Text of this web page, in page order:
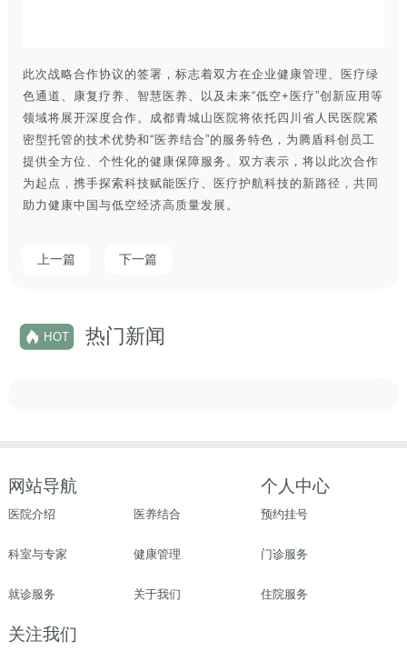
此次战略合作协议的签署，标志着双方在企业健康管理、医疗绿
色通道、康复疗养、智慧医养、以及未来“低空+医疗”创新应用等
领域将展开深度合作。成都青城山医院将依托四川省人民医院紧
密型托管的技术优势和“医养结合”的服务特色，为腾盾科创员工
提供全方位、个性化的健康保障服务。双方表示，将以此次合作
为起点，携手探索科技赋能医疗、医疗护航科技的新路径，共同
助力健康中国与低空经济高质量发展。
上一篇 下一篇
HOT 热门新闻
网站导航
医院介绍
科室与专家
就诊服务
医养结合
健康管理
关于我们
个人中心
预约挂号
门诊服务
住院服务
关注我们